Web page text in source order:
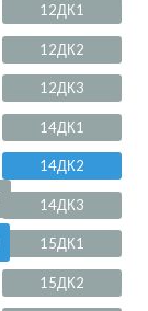
12ДК1
12ДК2
12ДК3
14ДК1
14ДК2
14ДК3
15ДК1
15ДК2